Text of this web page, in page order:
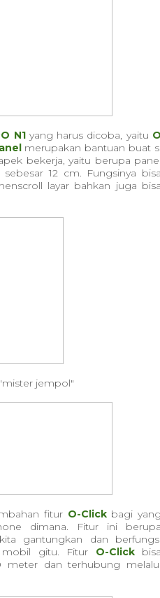
N1yang harus dicoba, yaitu
merupakan bantuan buat
bekerja, yaitu berupa
12 cm. Fungsinya
layar bahkan juga
jempol"
fitur O-Clickbagi
dimana. Fitur ini
gantungkan dan
gitu. Fitur O-Click
meter dan terhubung